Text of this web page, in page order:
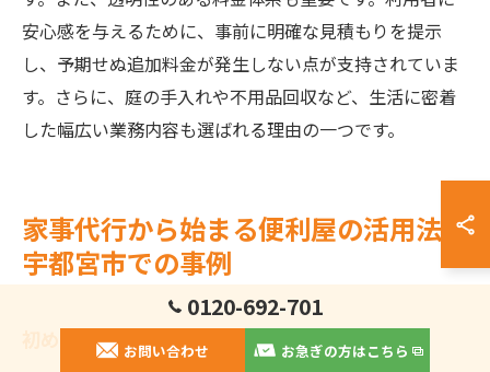
安心感を与えるために、事前に明確な見積もりを提示
し、予期せぬ追加料金が発生しない点が支持されていま
す。さらに、庭の手入れや不用品回収など、生活に密着
した幅広い業務内容も選ばれる理由の一つです。
家事代行から始まる便利屋の活用法と
宇都宮市での事例
初めての家事代行サービス利用ガイド
0120-692-701
お問い合わせ お急ぎの方はこちら